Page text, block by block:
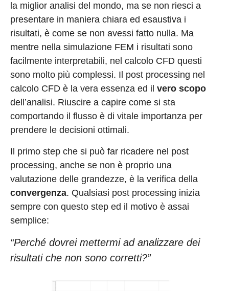
la miglior analisi del mondo, ma se non riesci a
presentare in maniera chiara ed esaustiva i
risultati, è come se non avessi fatto nulla. Ma
mentre nella simulazione FEM i risultati sono
facilmente interpretabili, nel calcolo CFD questi
sono molto più complessi. Il post processing nel
calcolo CFD è la vera essenza ed il vero scopo
dell’analisi. Riuscire a capire come si sta
comportando il flusso è di vitale importanza per
prendere le decisioni ottimali.
Il primo step che si può far ricadere nel post
processing, anche se non è proprio una
valutazione delle grandezze, è la verifica della
convergenza. Qualsiasi post processing inizia
sempre con questo step ed il motivo è assai
semplice:
“Perché dovrei mettermi ad analizzare dei
risultati che non sono corretti?”